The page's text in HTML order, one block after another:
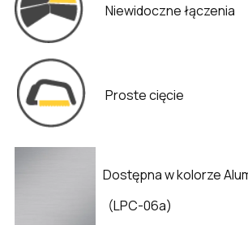
Niewidoczne łączenia
Proste cięcie
Dostępna w kolorze
(LPC-06a)